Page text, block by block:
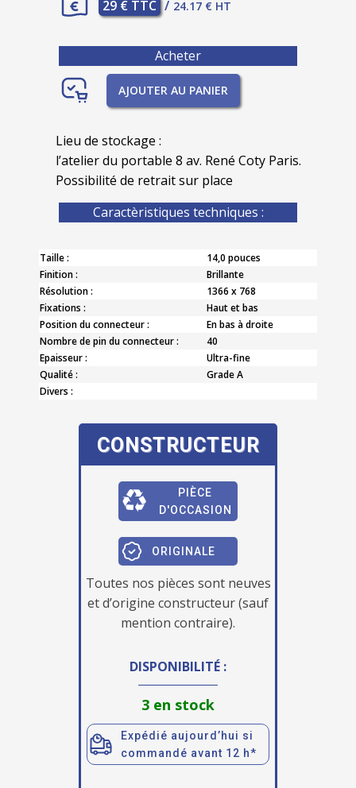
29 € TTC / 24.17 € HT
Acheter
AJOUTER AU PANIER
Lieu de stockage :
l’atelier du portable 8 av. René Coty Paris.
Possibilité de retrait sur place
Caractèristiques techniques :
Taille :
14,0 pouces
Finition :
Brillante
Résolution :
1366 x 768
Fixations :
Haut et bas
Position du connecteur :
En bas à droite
Nombre de pin du connecteur :
40
Epaisseur :
Ultra-fine
Qualité :
Grade A
Divers :
CONSTRUCTEUR
PIÈCE
D'OCCASION
ORIGINALE
Toutes nos pièces sont neuves
et d’origine constructeur (sauf
mention contraire).
DISPONIBILITÉ :
3 en stock
Expédié aujourd’hui si
commandé avant 12 h*